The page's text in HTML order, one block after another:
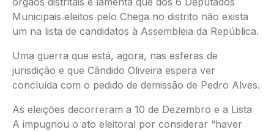
Municipais eleitos pelo Chega no distrito não exista
um na lista de candidatos à Assembleia da República.
Uma guerra que está, agora, nas esferas de
jurisdição e que Cândido Oliveira espera ver
concluída com o pedido de demissão de Pedro Alves.
As eleições decorreram a 10 de Dezembro e a Lista
A impugnou o ato eleitoral por considerar “haver